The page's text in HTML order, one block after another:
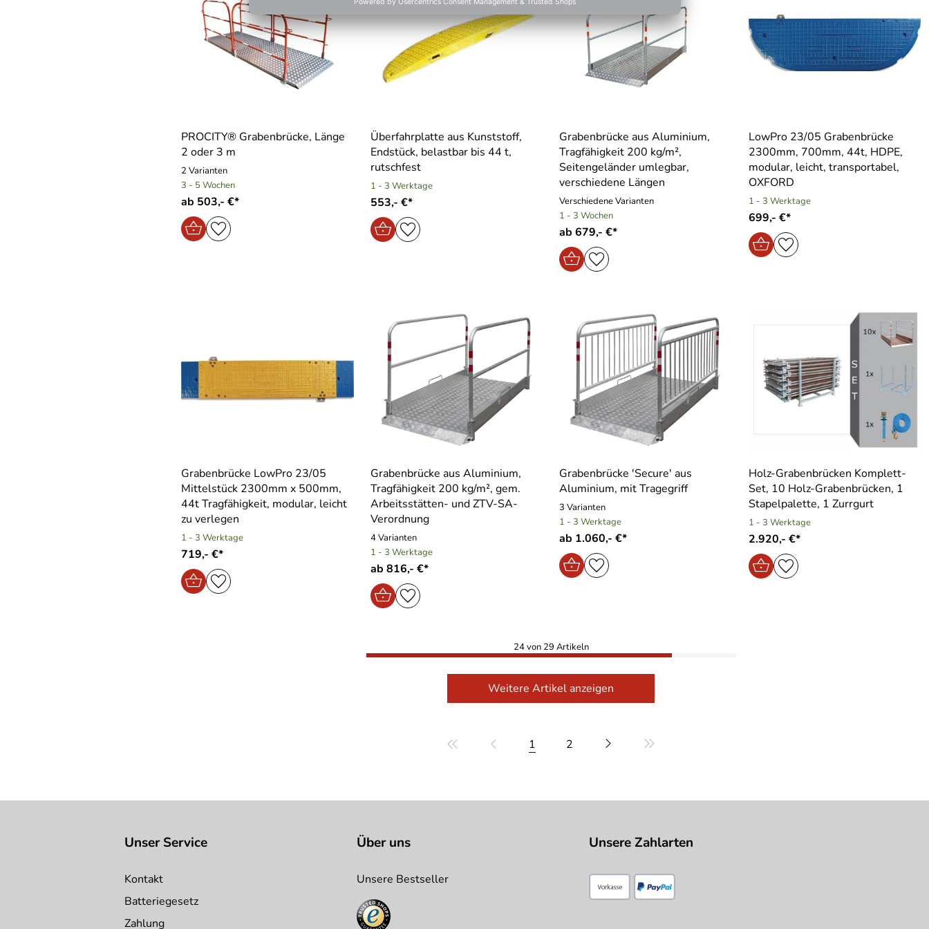
PROCITY® Grabenbrücke, Länge
2 oder 3 m
2 Varianten
3 - 5 Wochen
ab 503,- €*
Überfahrplatte aus Kunststoff,
Endstück, belastbar bis 44 t,
rutschfest
1 - 3 Werktage
553,- €*
Grabenbrücke aus Aluminium,
Tragfähigkeit 200 kg/m²,
Seitengeländer umlegbar,
verschiedene Längen
Verschiedene Varianten
1 - 3 Wochen
ab 679,- €*
LowPro 23/05 Grabenbrücke
2300mm, 700mm, 44t, HDPE,
modular, leicht, transportabel,
OXFORD
1 - 3 Werktage
699,- €*
Grabenbrücke LowPro 23/05
Mittelstück 2300mm x 500mm,
44t Tragfähigkeit, modular, leicht
zu verlegen
1 - 3 Werktage
719,- €*
Grabenbrücke aus Aluminium,
Tragfähigkeit 200 kg/m², gem.
Arbeitsstätten- und ZTV-SA-
Verordnung
4 Varianten
1 - 3 Werktage
ab 816,- €*
Grabenbrücke ′Secure′ aus
Aluminium, mit Tragegriff
3 Varianten
1 - 3 Werktage
ab 1.060,- €*
Holz-Grabenbrücken Komplett-
Set, 10 Holz-Grabenbrücken, 1
Stapelpalette, 1 Zurrgurt
1 - 3 Werktage
2.920,- €*
24 von 29 Artikeln
Weitere Artikel anzeigen
1 2
Unser Service
Kontakt
Batteriegesetz
Zahlung
Über uns
Unsere Bestseller
Unsere Zahlarten